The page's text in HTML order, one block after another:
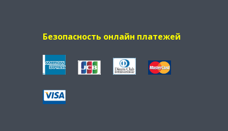
Безопасность онлайн платежей